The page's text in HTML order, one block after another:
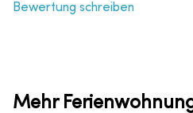
Bewertung schreiben
Mehr